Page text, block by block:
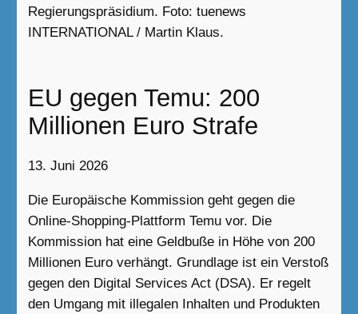
Regierungspräsidium. Foto: tuenews
INTERNATIONAL / Martin Klaus.
EU gegen Temu: 200
Millionen Euro Strafe
13. Juni 2026
Die Europäische Kommission geht gegen die
Online-Shopping-Plattform Temu vor. Die
Kommission hat eine Geldbuße in Höhe von 200
Millionen Euro verhängt. Grundlage ist ein Verstoß
gegen den Digital Services Act (DSA). Er regelt
den Umgang mit illegalen Inhalten und Produkten